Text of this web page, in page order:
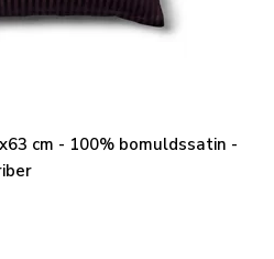
cm - 100% bomuldssatin -